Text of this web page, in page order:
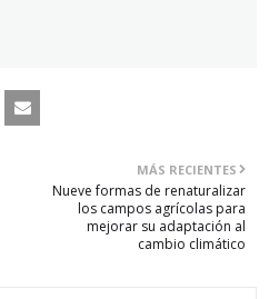
MÁS RECIENTES
Nueve formas de renaturalizar
los campos agrícolas para
mejorar su adaptación al
cambio climático